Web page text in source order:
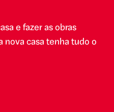
e fazer as obras
nova casa tenha tudo o